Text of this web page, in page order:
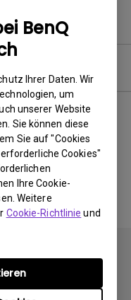
BenQ
Ihrer Daten. Wir
um
unserer Website
Sie können diese
Sie auf "Cookies
Cookies"
Ihre Cookie-
Weitere
Cookie-Richtlinie und
Software